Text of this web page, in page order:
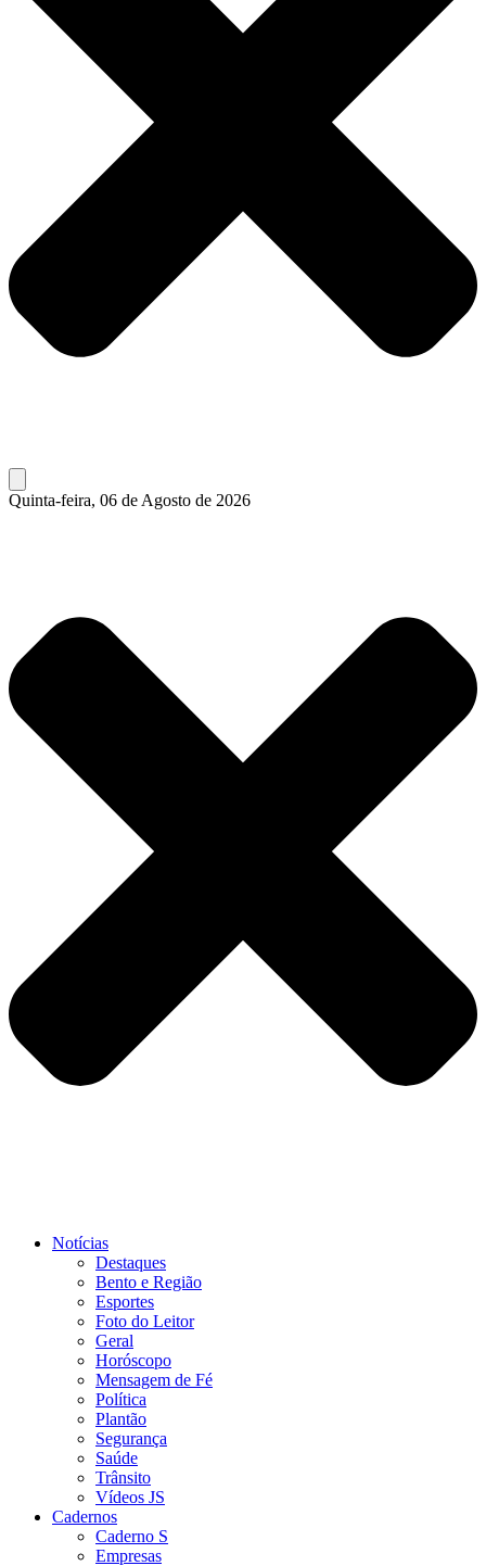
Quinta-feira, 06 de Agosto de 2026
Notícias
Destaques
Bento e Região
Esportes
Foto do Leitor
Geral
Horóscopo
Mensagem de Fé
Política
Plantão
Segurança
Saúde
Trânsito
Vídeos JS
Cadernos
Caderno S
Empresas